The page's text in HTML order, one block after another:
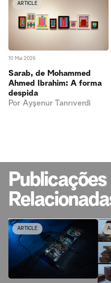
ARTICLE
10 Mai 2026
Sarab, de Mohammed
Ahmed Ibrahim: A forma
despida
Por Ayşenur Tanrıverdi
Publicações
ARTICLE